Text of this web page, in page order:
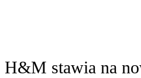
H&M stawia na